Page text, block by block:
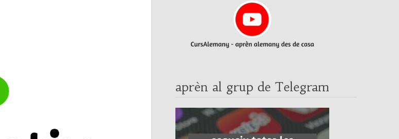
aprèn al grup de Telegram